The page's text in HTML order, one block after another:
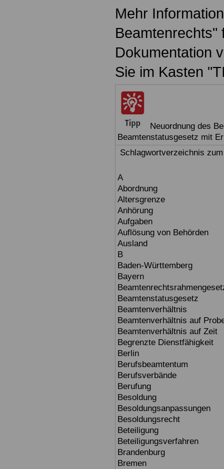
Mehr
Beamtenrechts"
Dokumentation
Sie im Kasten
Neuordnung des
Beamtenstatusgesetz mit
Schlagwortverzeichnis
A
Abordnung
Altersgrenze
Anhörung
Aufgaben
Auflösung von Behörden
Ausland
B
Baden-Württemberg
Bayern
Beamtenstatusgesetz
Beamtenverhältnis
Beamtenverhältnis auf
Beamtenverhältnis auf Zeit
Begrenzte Dienstfähigkeit
Berlin
Berufsbeamtentum
Berufsverbände
Berufung
Besoldung
Besoldungsanpassungen
Besoldungsrecht
Beteiligung
Beteiligungsverfahren
Brandenburg
Bremen